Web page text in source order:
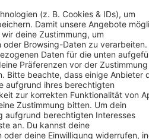
die Euch in ihren Bann ziehen